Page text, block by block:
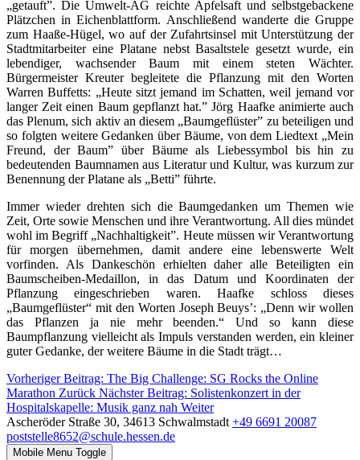
„getauft”. Die Umwelt-AG reichte Apfelsaft und selbstgebackene
Plätzchen in Eichenblattform. Anschließend wanderte die Gruppe
zum Haaße-Hügel, wo auf der Zufahrtsinsel mit Unterstützung der
Stadtmitarbeiter eine Platane nebst Basaltstele gesetzt wurde, ein
lebendiger, wachsender Baum mit einem steten Wächter.
Bürgermeister Kreuter begleitete die Pflanzung mit den Worten
Warren Buffetts: „Heute sitzt jemand im Schatten, weil jemand vor
langer Zeit einen Baum gepflanzt hat.” Jörg Haafke animierte auch
das Plenum, sich aktiv an diesem „Baumgeflüster” zu beteiligen und
so folgten weitere Gedanken über Bäume, von dem Liedtext „Mein
Freund, der Baum” über Bäume als Liebessymbol bis hin zu
bedeutenden Baumnamen aus Literatur und Kultur, was kurzum zur
Benennung der Platane als „Betti” führte.
Immer wieder drehten sich die Baumgedanken um Themen wie
Zeit, Orte sowie Menschen und ihre Verantwortung. All dies mündet
wohl im Begriff „Nachhaltigkeit”. Heute müssen wir Verantwortung
für morgen übernehmen, damit andere eine lebenswerte Welt
vorfinden. Als Dankeschön erhielten daher alle Beteiligten ein
Baumscheiben-Medaillon, in das Datum und Koordinaten der
Pflanzung eingeschrieben waren. Haafke schloss dieses
„Baumgeflüster“ mit den Worten Joseph Beuys’: „Denn wir wollen
das Pflanzen ja nie mehr beenden.“ Und so kann diese
Baumpflanzung vielleicht als Impuls verstanden werden, ein kleiner
guter Gedanke, der weitere Bäume in die Stadt trägt…
Vorheriger Beitrag: The Big Challenge: SG Rocks the Online
Marathon Zurück Nächster Beitrag: Solistenkonzert in der
Hospitalskapelle: Musik ganz nah Weiter
Ascheröder Straße 30, 34613 Schwalmstadt +49 6691 20087
poststelle8652@schule.hessen.de
Mobile Menu Toggle